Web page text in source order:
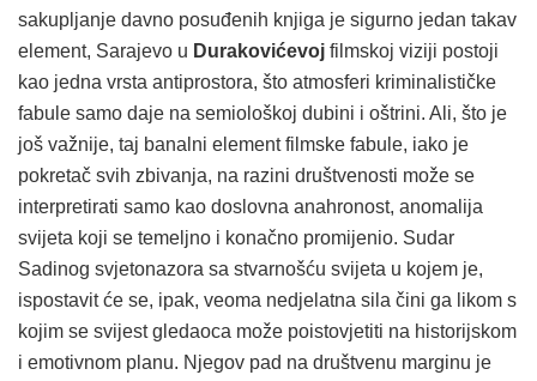
sakupljanje davno posuđenih knjiga je sigurno jedan takav
element, Sarajevo u Durakovićevoj filmskoj viziji postoji
kao jedna vrsta antiprostora, što atmosferi kriminalističke
fabule samo daje na semiološkoj dubini i oštrini. Ali, što je
još važnije, taj banalni element filmske fabule, iako je
pokretač svih zbivanja, na razini društvenosti može se
interpretirati samo kao doslovna anahronost, anomalija
svijeta koji se temeljno i konačno promijenio. Sudar
Sadinog svjetonazora sa stvarnošću svijeta u kojem je,
ispostavit će se, ipak, veoma nedjelatna sila čini ga likom s
kojim se svijest gledaoca može poistovjetiti na historijskom
i emotivnom planu. Njegov pad na društvenu marginu je